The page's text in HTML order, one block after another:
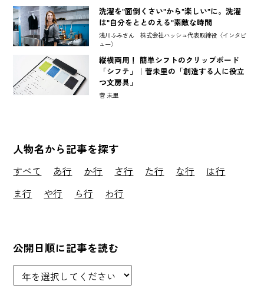
洗濯を"面倒くさい"から"楽しい"に。洗濯
は"自分をととのえる"素敵な時間
浅川ふみさん 株式会社ハッシュ代表取締役〈インタビ
ュー〉
縦横両用！ 簡単シフトのクリップボード
「シフテ」｜菅未里の「創造する人に役立
つ文房具」
菅 未里
人物名から記事を探す
すべて あ行 か行 さ行 た行 な行
は行
ま行
や行 ら行 わ行
公開日順に記事を読む